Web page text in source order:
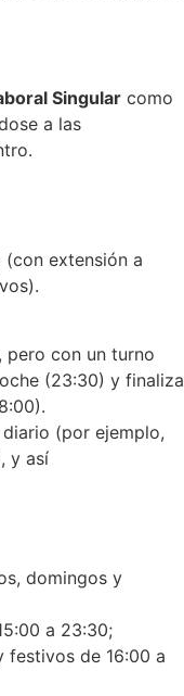
Singular como
a las
(con extensión a
pero con un turno
(23:30) y finaliza
(por ejemplo,
y así
domingos y
a 23:30;
festivos de 16:00 a